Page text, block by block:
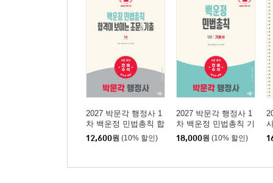
2027 박문각 행정사 1
차 백운정 민법총칙 합
격이 보이는 조문&기출
12,600원 (10% 할인)
2027 박문각 행정사 1
차 백운정 민법총칙 기
본서
18,000원 (10% 할인)